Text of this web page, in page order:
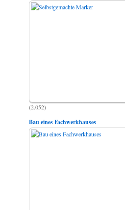
(2.052)
Bau eines Fachwerkhauses